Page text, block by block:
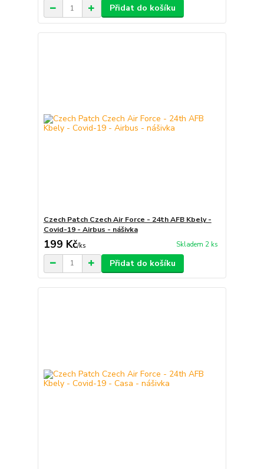
Přidat do košíku
Czech Patch Czech Air Force - 24th AFB Kbely -
Covid-19 - Airbus - nášivka
199 Kč/ks Skladem 2 ks
Přidat do košíku